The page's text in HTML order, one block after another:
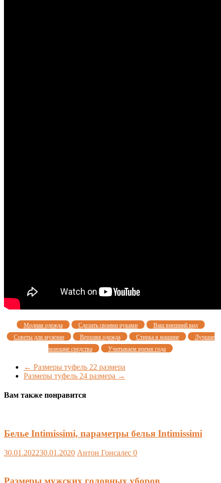
Модная одежда Сделать своими руками
Ваш внешний вид
Советы для мужчин
Верхняя одежда Стирка в машине
Лучшие
моющие средства
Учитываем время года
← Размеры туфель 22 размера
Размеры туфель 24 размера →
Вам также понравится
Белье Intimissimi, параметры белья Intimissimi
30.01.202230.01.2020 Антон Гонсалес 0
Размеры мужских головных уборов